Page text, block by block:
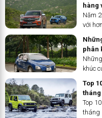
hàng
Năm
với
phân
khúc
Top
tháng
thứ 2
Top
tháng